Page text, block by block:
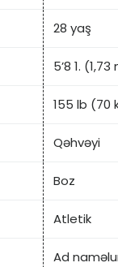
28 yaş
5’8 1.
155 lb (70
Qəhvəyi
Boz
Atletik
Ad